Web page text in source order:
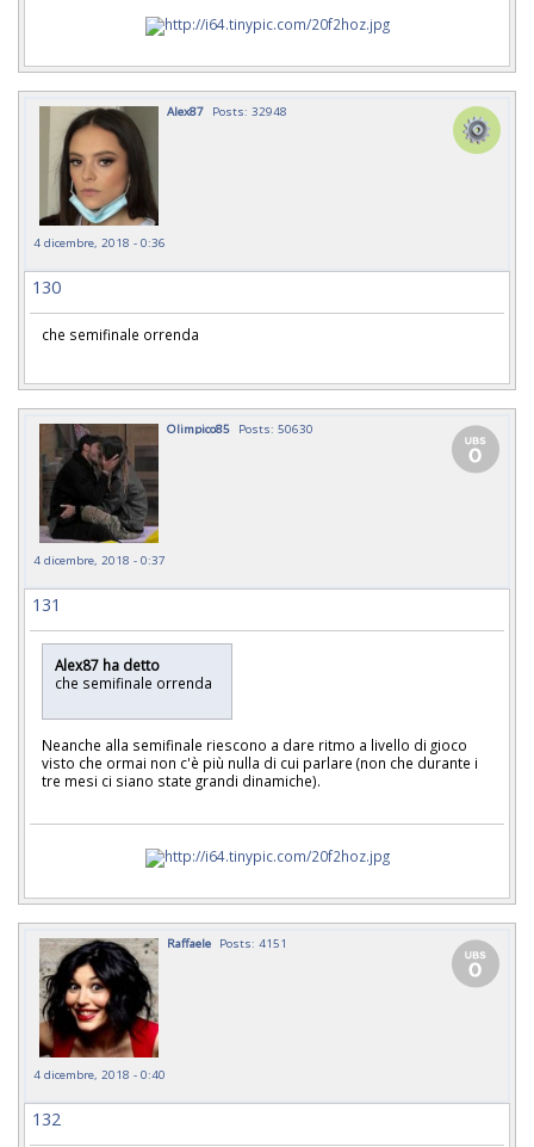
Alex87 Posts: 32948
4 dicembre, 2018 - 0:36
130
che semifinale orrenda
Olimpico85 Posts: 50630
4 dicembre, 2018 - 0:37
131
Alex87 ha detto
che semifinale orrenda
Neanche alla semifinale riescono a dare ritmo a livello di gioco
visto che ormai non c'è più nulla di cui parlare (non che durante i
tre mesi ci siano state grandi dinamiche).
Raffaele Posts: 4151
4 dicembre, 2018 - 0:40
132